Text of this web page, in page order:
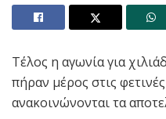
Τέλος η αγωνία για
πήραν μέρος στις
ανακοινώνονται τα